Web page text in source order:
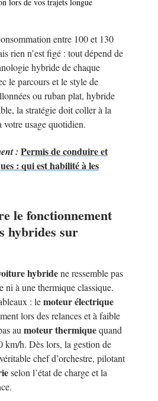
entre 100 et 130
rien n’est figé : tout dépend de
hybride de chaque
le parcours et le style de
ou ruban plat, hybride
la stratégie doit coller à la
votre usage quotidien.
: Permis de conduire et
: qui est habilité à les
le fonctionnement
hybrides sur
hybridene ressemble pas
ni à une thermique classique.
: lemoteur électrique
lors des relances et à faible
au moteur thermiquequand
km/h. Dès lors, la gestion de
chef d’orchestre, pilotant
selon l’état de charge et la